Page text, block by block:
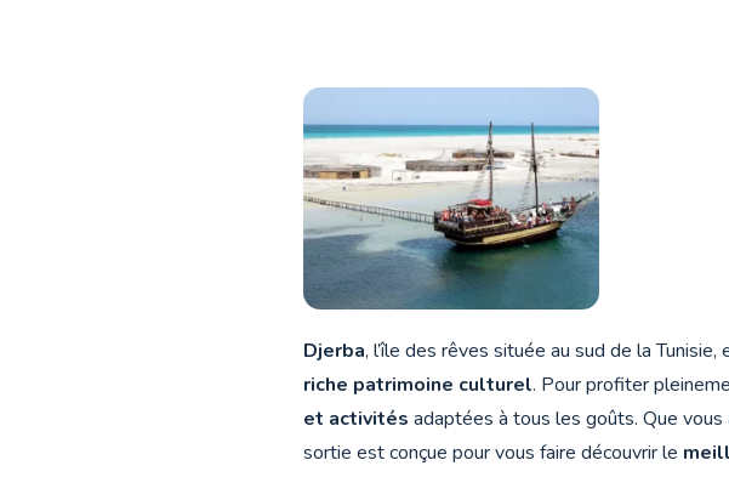
Djerba, l’île des rêves située au sud de la
riche patrimoine culturel. Pour profiter
et activités adaptées à tous les goûts. Que vous
sortie est conçue pour vous faire découvrir le